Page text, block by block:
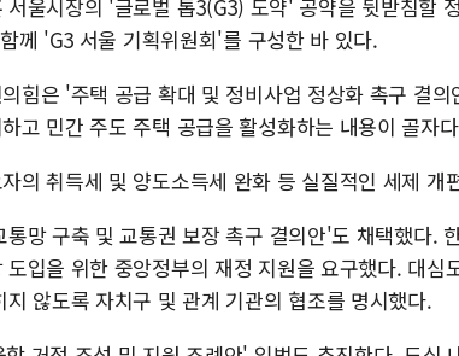
서울시장의 '글로벌 톱3(G3) 도약' 공약을 뒷받침할
께 'G3 서울 기획위원회'를 구성한 바 있다.
힘은 '주택 공급 확대 및 정비사업 정상화 촉구 결
고 민간 주도 주택 공급을 활성화하는 내용이 골자
의 취득세 및 양도소득세 완화 등 실질적인 세제 개
통망 구축 및 교통권 보장 촉구 결의안'도 채택했다.
도입을 위한 중앙정부의 재정 지원을 요구했다. 대심
지 않도록 자치구 및 관계 기관의 협조를 명시했다.